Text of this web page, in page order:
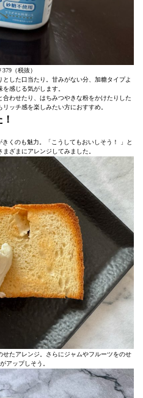
（税抜）
した口当たり。甘みがない分、加糖タイプよ
を感じる気がします。
わせたり、はちみつやきな粉をかけたりした
ッチ感を楽しみたい方におすすめ。
くのも魅力。「こうしてもおいしそう！ 」と
ざまにアレンジしてみました。
たアレンジ。さらにジャムやフルーツをのせ
アップしそう。